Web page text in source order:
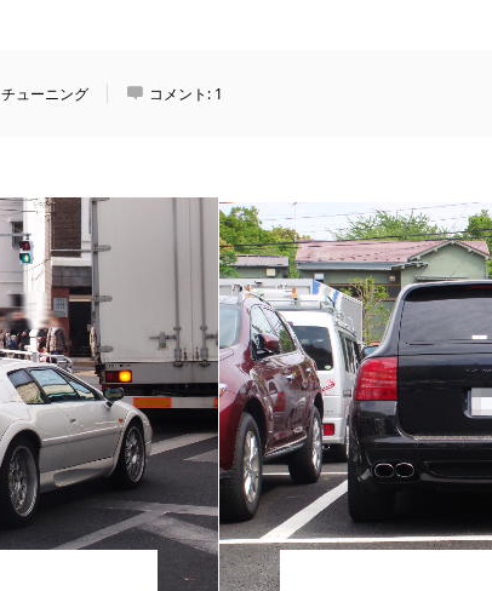
チューニング コメント: 1